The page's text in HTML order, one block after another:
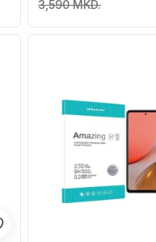
3,590 MKD.